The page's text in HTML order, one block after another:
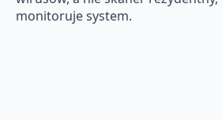
monitoruje system.